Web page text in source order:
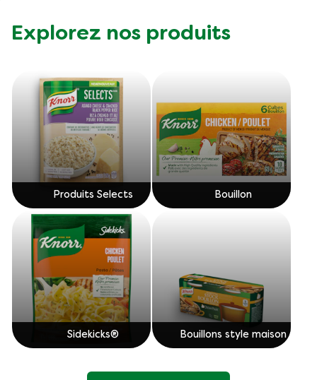
Explorez nos produits
Produits Selects Bouillon
Sidekicks® Bouillons style maison